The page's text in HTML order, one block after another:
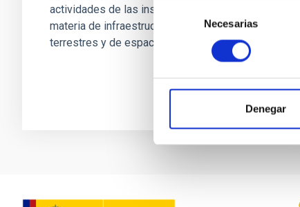
Selección
de
consentimiento
Necesarias
Denegar
actividades de las instituciones firmantes en
materia de infraestructuras astronómicas
terrestres y de espacio al...